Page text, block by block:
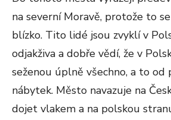
na severní Moravě, protože to
blízko. Tito lidé jsou zvyklí v
odjakživa a dobře vědí, že v
seženou úplně všechno, a to od
nábytek. Město navazuje na
dojet vlakem a na polskou